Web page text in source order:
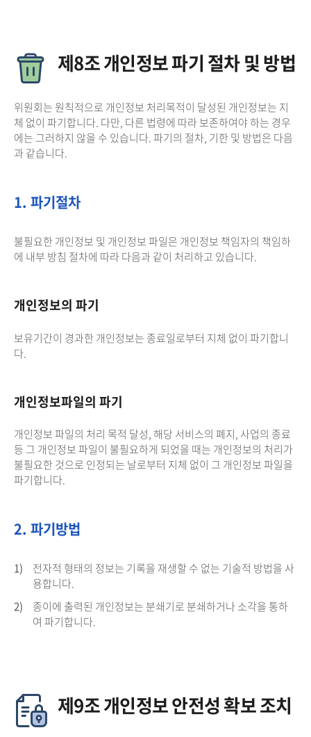
제8조 개인정보 파기 절차 및 방법
위원회는 원칙적으로 개인정보 처리목적이 달성된 개인정보는 지
체 없이 파기합니다. 다만, 다른 법령에 따라 보존하여야 하는 경우
에는 그러하지 않을 수 있습니다. 파기의 절차, 기한 및 방법은 다음
과 같습니다.
1. 파기절차
불필요한 개인정보 및 개인정보 파일은 개인정보 책임자의 책임하
에 내부 방침 절차에 따라 다음과 같이 처리하고 있습니다.
개인정보의 파기
보유기간이 경과한 개인정보는 종료일로부터 지체 없이 파기합니
다.
개인정보파일의 파기
개인정보 파일의 처리 목적 달성, 해당 서비스의 폐지, 사업의 종료
등 그 개인정보 파일이 불필요하게 되었을 때는 개인정보의 처리가
불필요한 것으로 인정되는 날로부터 지체 없이 그 개인정보 파일을
파기합니다.
2. 파기방법
1)
전자적 형태의 정보는 기록을 재생할 수 없는 기술적 방법을 사
용합니다.
2)
종이에 출력된 개인정보는 분쇄기로 분쇄하거나 소각을 통하
여 파기합니다.
제9조 개인정보 안전성 확보 조치